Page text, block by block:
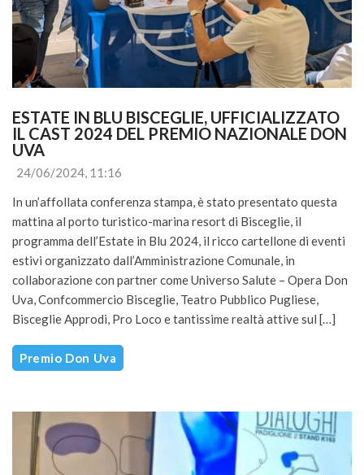
ESTATE IN BLU BISCEGLIE, UFFICIALIZZATO
IL CAST 2024 DEL PREMIO NAZIONALE DON
UVA
24/06/2024, 11:16
In un’affollata conferenza stampa, è stato presentato questa
mattina al porto turistico-marina resort di Bisceglie, il
programma dell’Estate in Blu 2024, il ricco cartellone di eventi
estivi organizzato dall’Amministrazione Comunale, in
collaborazione con partner come Universo Salute – Opera Don
Uva, Confcommercio Bisceglie, Teatro Pubblico Pugliese,
Bisceglie Approdi, Pro Loco e tantissime realtà attive sul […]
Premio Don Uva